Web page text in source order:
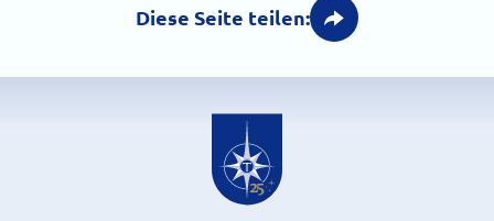
Diese Seite teilen: